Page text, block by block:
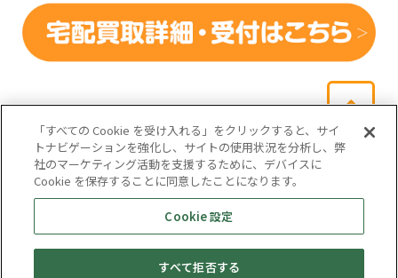
会社概要
サイトマップ
お問い合わせ
個人情報保護方針
株式会社テイツー
埼玉県公安委員会許可 第431100002846号
「すべての Cookie を受け入れる」をクリックすると、サイ
トナビゲーションを強化し、サイトの使用状況を分析し、弊
社のマーケティング活動を支援するために、デバイスに
Cookie を保存することに同意したことになります。
Cookie 設定
すべて拒否する